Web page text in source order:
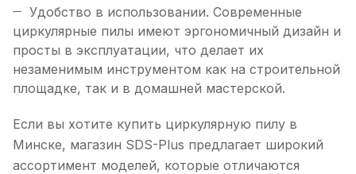
Удобство в использовании. Современные
циркулярные пилы имеют эргономичный дизайн и
просты в эксплуатации, что делает их
незаменимым инструментом как на строительной
площадке, так и в домашней мастерской.
Если вы хотите купить циркулярную пилу в
Минске, магазин SDS-Plus предлагает широкий
ассортимент моделей, которые отличаются